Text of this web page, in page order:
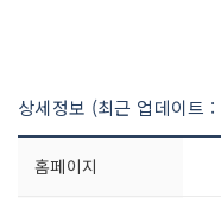
상세정보 (최근 업데이트 :
홈페이지